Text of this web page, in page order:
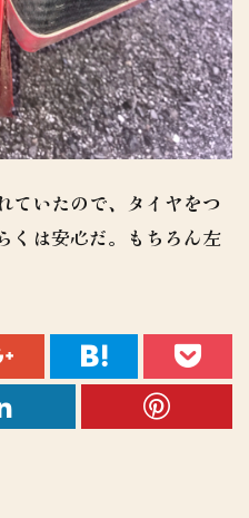
ていたので、タイヤをつ
くは安心だ。もちろん左